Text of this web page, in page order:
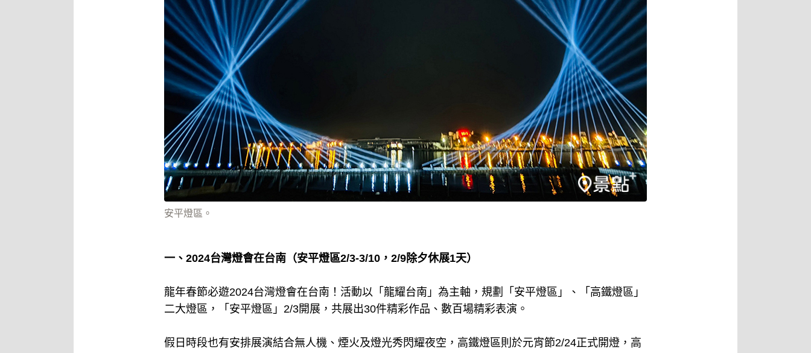
安平燈區。
一、2024台灣燈會在台南（安平燈區2/3-3/10，2/9除夕休展1天）
龍年春節必遊2024台灣燈會在台南！活動以「龍耀台南」為主軸，規劃「安平燈區」、「高鐵燈區」
二大燈區，「安平燈區」2/3開展，共展出30件精彩作品、數百場精彩表演。
假日時段也有安排展演結合無人機、煙火及燈光秀閃耀夜空，高鐵燈區則於元宵節2/24正式開燈，高